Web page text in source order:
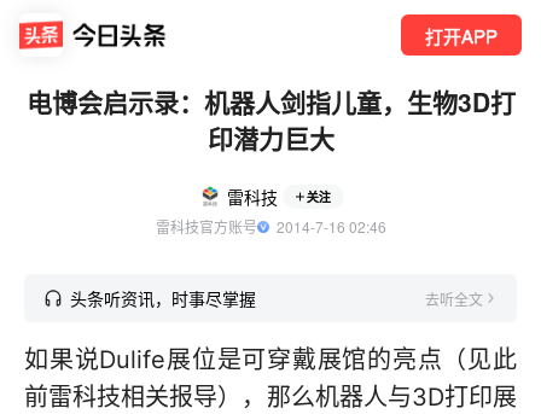
打开APP
电博会启示录：机器人剑指儿童，生物3D打
印潜力巨大
雷科技 关注
雷科技官方账号
  2014-7-16 02:46
头条听资讯，时事尽掌握 去听全文
如果说Dulife展位是可穿戴展馆的亮点（见此
前雷科技相关报导），那么机器人与3D打印展